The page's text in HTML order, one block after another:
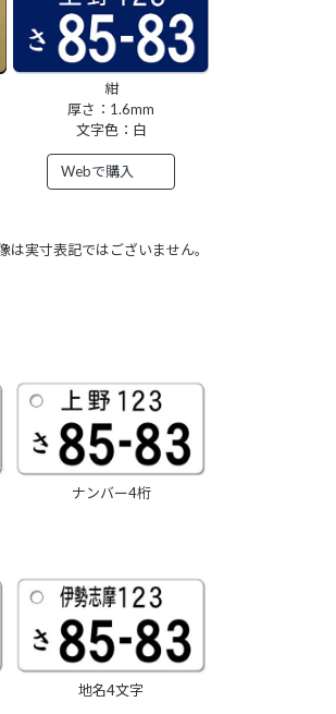
紺
厚さ：1.6mm
文字色：白
Webで購入
は実寸表記ではございません。
ナンバー4桁
地名4文字